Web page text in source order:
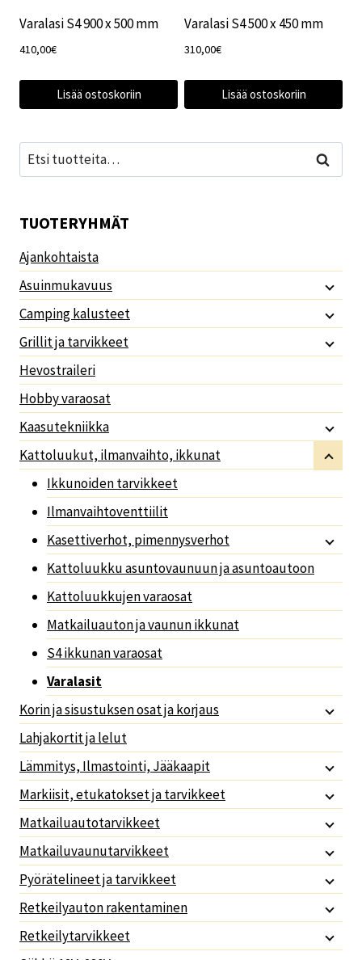
Varalasi S4 900 x 500 mm
410,00€
Lisää ostoskoriin
Varalasi S4 500 x 450 mm
310,00€
Lisää ostoskoriin
Etsi: Haku
TUOTERYHMÄT
Ajankohtaista
Asuinmukavuus
Camping kalusteet
Grillit ja tarvikkeet
Hevostraileri
Hobby varaosat
Kaasutekniikka
Kattoluukut, ilmanvaihto, ikkunat
Ikkunoiden tarvikkeet
Ilmanvaihtoventtiilit
Kasettiverhot, pimennysverhot
Kattoluukku asuntovaunuun ja asuntoautoon
Kattoluukkujen varaosat
Matkailuauton ja vaunun ikkunat
S4 ikkunan varaosat
Varalasit
Korin ja sisustuksen osat ja korjaus
Lahjakortit ja lelut
Lämmitys, Ilmastointi, Jääkaapit
Markiisit, etukatokset ja tarvikkeet
Matkailuautotarvikkeet
Matkailuvaunutarvikkeet
Pyörätelineet ja tarvikkeet
Retkeilyauton rakentaminen
Retkeilytarvikkeet